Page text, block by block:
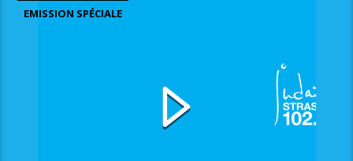
EMISSION SPÉCIALE